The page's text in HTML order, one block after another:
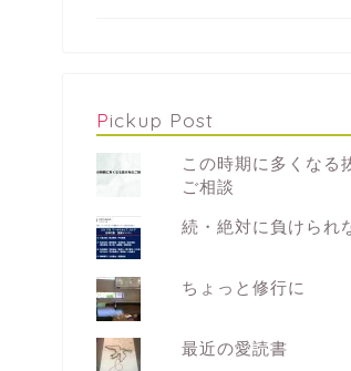
Pickup Post
この時期に多くなる
ご相談
続・絶対に負けられ
ちょっと修行に
最近の愛読書